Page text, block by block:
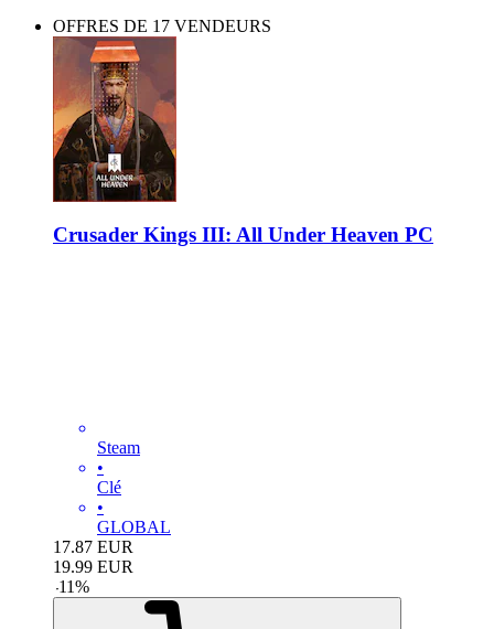
OFFRES DE 17 VENDEURS
Crusader Kings III: All Under Heaven PC
Steam
•
Clé
•
GLOBAL
17.87 EUR
19.99 EUR
-11%